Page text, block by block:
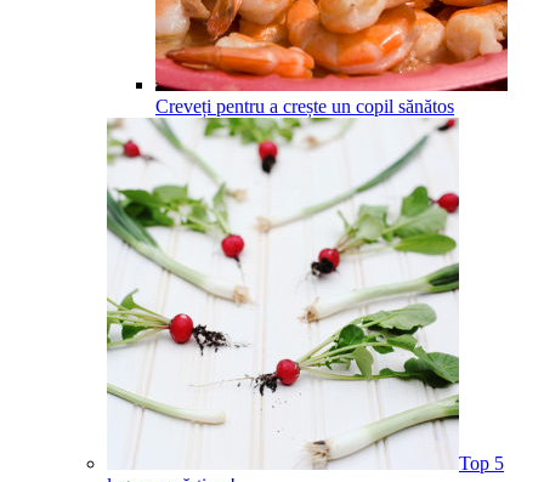
Creveți pentru a crește un copil sănătos
Top 5